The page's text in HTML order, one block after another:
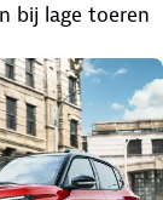
bij lage toeren